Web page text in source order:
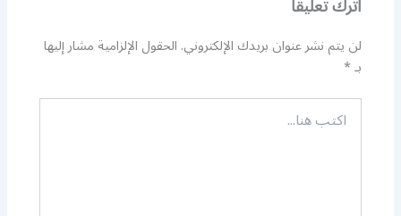
لن يتم نشر عنوان بريدك الإلكتروني.الحقول الإلزامية مشار إليها
بـ*
اكتب
هنا...